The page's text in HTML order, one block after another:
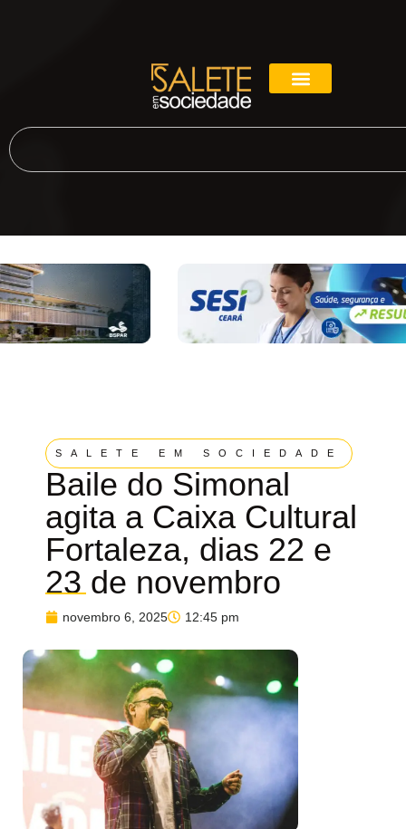
SALETE EM SOCIEDADE
Baile do Simonal
agita a Caixa Cultural
Fortaleza, dias 22 e
23 de novembro
novembro 6, 2025 12:45 pm